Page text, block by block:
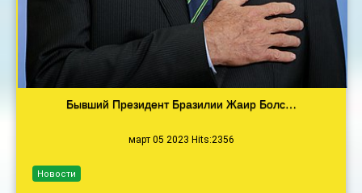
Бывший Президент Бразилии Жаир Болс…
март 05 2023 Hits:2356
Новости